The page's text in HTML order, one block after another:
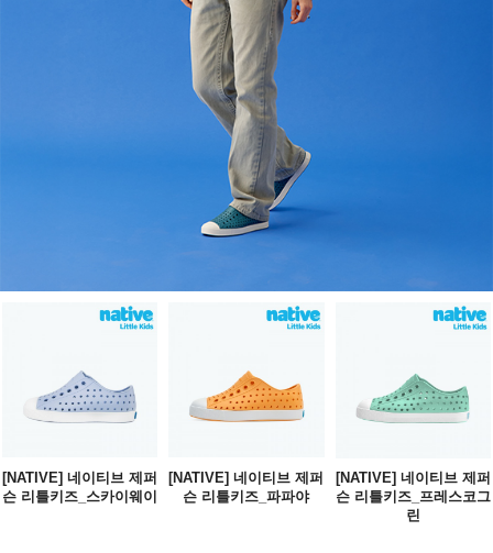
[NATIVE] 네이티브 제퍼
슨 리틀키즈_스카이웨이
[NATIVE] 네이티브 제퍼
슨 리틀키즈_파파야
[NATIVE] 네이티브 제퍼
슨 리틀키즈_프레스코그
린